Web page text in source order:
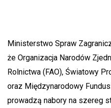
Ministerstwo Spraw
że Organizacja Narodów
Rolnictwa (FAO), Światowy
oraz Międzynarodowy
prowadzą nabory na szereg